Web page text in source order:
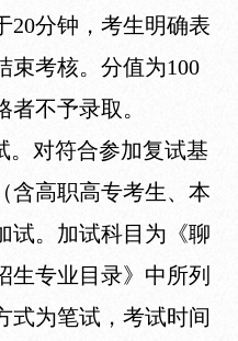
20分钟，考生明确表
束考核。分值为100
不予录取。
。对符合参加复试基
含高职高专考生、本
试。加试科目为《聊
生专业目录》中所列
式为笔试，考试时间